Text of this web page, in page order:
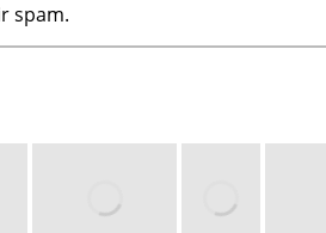
spam.